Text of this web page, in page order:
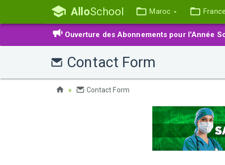
AlloSchool Maroc France
Ouverture des Abonnements pour l'Année
Contact Form
Contact Form